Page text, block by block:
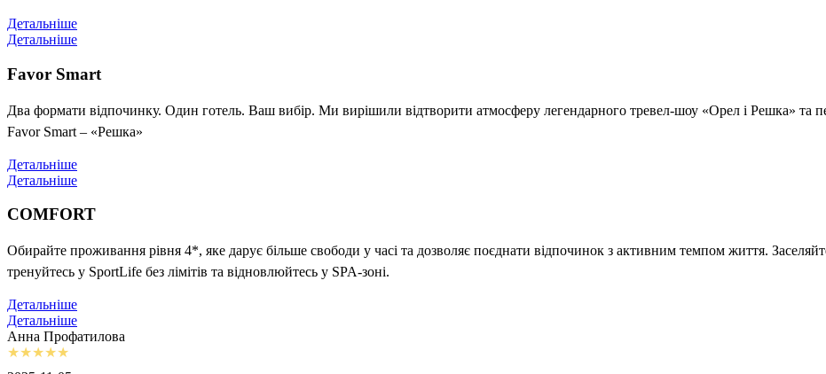
Детальніше
Детальніше
Favor Smart
Два формати відпочинку. Один готель. Ваш вибір. Ми вирішили відтворити атмосферу легендарного тревел-шоу «Орел і Решка» та
Favor Smart – «Решка»
Детальніше
Детальніше
COMFORT
Обирайте проживання рівня 4*, яке дарує більше свободи у часі та дозволяє поєднати відпочинок з активним темпом життя.
тренуйтесь у SportLife без лімітів та відновлюйтесь у SPA-зоні.
Детальніше
Детальніше
Анна Профатилова